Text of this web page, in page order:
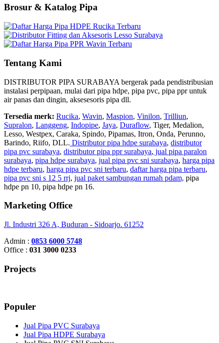
Brosur & Katalog Pipa
Tentang Kami
DISTRIBUTOR PIPA SURABAYA bergerak pada pendistribusian
instalasi perpipaan, mulai dari pipa hdpe, pipa pvc, pipa ppr untuk
air panas dan dingin, aksesesoris pipa dll.
Tersedia merk: Rucika, Wavin, Maspion, Vinilon, Trilliun,
Supralon, Langgeng, Indopipe, Jaya, Duraflow, Tiger, Medalion,
Lesso, Westpex, Caraka, Spindo, Pipamas, Itron, Onda, Perunno,
Barindo, Riifo, DLL. Distributor pipa hdpe surabaya, distributor
pipa pvc surabaya, distributor pipa ppr surabaya, jual pipa paralon
surabaya, pipa hdpe surabaya, jual pipa pvc sni surabaya, harga pipa
hdpe terbaru, harga pipa pvc sni terbaru, daftar harga pipa terbaru,
pipa pvc sni s 12 5 rrj, jual paket sambungan rumah pdam, pipa
hdpe pn 10, pipa hdpe pn 16.
Marketing Office
Jl. Industri 326 A, Buduran - Sidoarjo. 61252
Admin : 0853 6000 5748
Office : 031 3000 0233
Projects
Populer
Jual Pipa PVC Surabaya
Jual Pipa HDPE Surabaya